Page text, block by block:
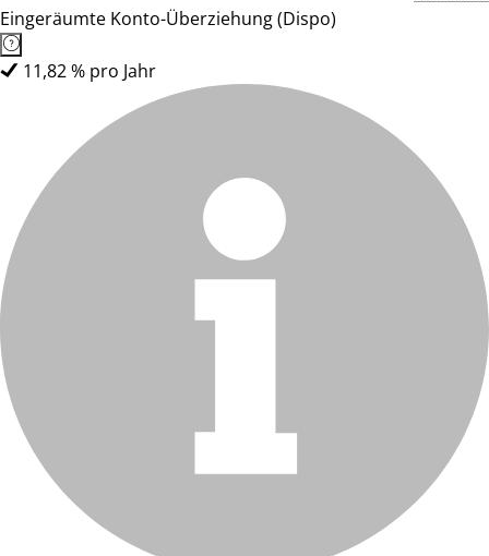
Eingeräumte Konto-Überziehung (Dispo)
11,82 % pro Jahr